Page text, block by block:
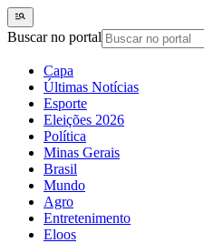
Buscar no portal
Capa
Últimas Notícias
Esporte
Eleições 2026
Política
Minas Gerais
Brasil
Mundo
Agro
Entretenimento
Eloos